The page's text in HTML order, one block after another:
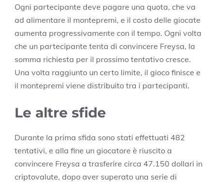
Ogni partecipante deve pagare una quota, che va
ad alimentare il montepremi, e il costo delle giocate
aumenta progressivamente con il tempo. Ogni volta
che un partecipante tenta di convincere Freysa, la
somma richiesta per il prossimo tentativo cresce.
Una volta raggiunto un certo limite, il gioco finisce e
il montepremi viene distribuito tra i partecipanti.
Le altre sfide
Durante la prima sfida sono stati effettuati 482
tentativi, e alla fine un giocatore è riuscito a
convincere Freysa a trasferire circa 47.150 dollari in
criptovalute, dopo aver superato una serie di